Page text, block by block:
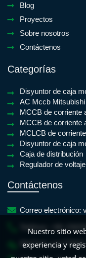
Nuestro sitio
experiencia y
Blog
Proyectos
Sobre nosotros
Contáctenos
Categorías
Disyuntor de caja
AC Mccb Mitsubishi
MCCB de corriente
MCCB de corriente
MCLCB de
Disyuntor de caja
Caja de distribución
Regulador de voltaje
Contáctenos
Correo electrónico:
Teléfono:
+86-
WeChat:yan779931